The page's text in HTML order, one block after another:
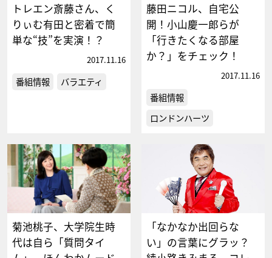
トレエン斎藤さん、く
りぃむ有田と密着で簡
単な“技”を実演！？
2017.11.16
番組情報 バラエティ
藤田ニコル、自宅公
開！小山慶一郎らが
「行きたくなる部屋
か？」をチェック！
2017.11.16
番組情報
ロンドンハーツ
菊池桃子、大学院生時
代は自ら「質問タイ
「なかなか出回らな
い」の言葉にグラッ？